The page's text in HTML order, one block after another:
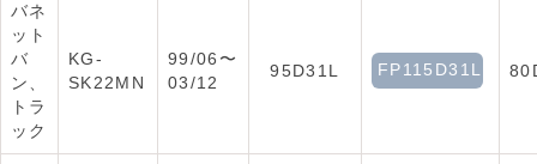
バネ
ット
バ
ン、
トラ
ック
KG-
SK22MN
99/06〜
03/12
95D31L FP115D31L